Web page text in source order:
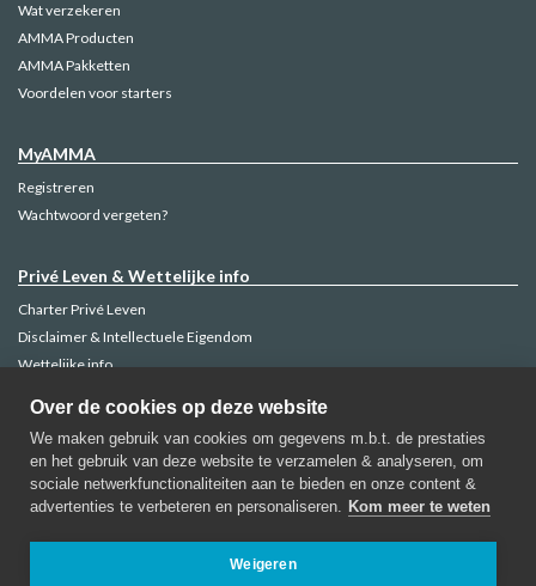
Wat verzekeren
AMMA Producten
AMMA Pakketten
Voordelen voor starters
MyAMMA
Registreren
Wachtwoord vergeten?
Privé Leven & Wettelijke info
Charter Privé Leven
Disclaimer & Intellectuele Eigendom
Wettelijke info
Cookie Policy
Regentschapsstraat, 52-1000 Brussel
Over de cookies op deze website
We maken gebruik van cookies om gegevens m.b.t. de prestaties
en het gebruik van deze website te verzamelen & analyseren, om
sociale netwerkfunctionaliteiten aan te bieden en onze content &
advertenties te verbeteren en personaliseren. Kom meer te weten
Weigeren